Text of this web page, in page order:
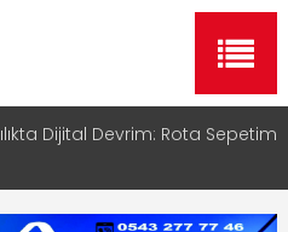
Bölge Müdürü Makam Koltuğunu
ile Google ve Yapay Zeka
Aramalarında Öne Çıkın